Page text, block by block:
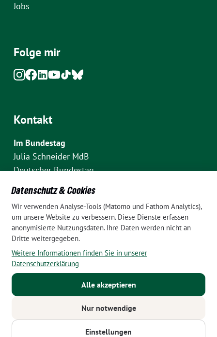
Jobs
Folge mir
Kontakt
Im Bundestag
Julia Schneider MdB
Deutscher Bundestag
Fraktion Bündnis 90/Die Grünen
Platz der Republik 1
D-10111 Berlin
E-Mail: julia.schneider(at)bundestag.de
Telefon: +49 30 227 70907
Im Wahlkreis Pankow
Wahlkreisbüro Julia Schneider
10437 Berlin
E-Mail:julia.schneider(at)bundestag.de
Telefon: +49 152 24788799
Datenschutz & Cookies
Wir verwenden Analyse-Tools (Matomo und Fathom Analytics),
um unsere Website zu verbessern. Diese Dienste erfassen
anonymisierte Nutzungsdaten. Ihre Daten werden nicht an
Dritte weitergegeben.
Weitere Informationen finden Sie in unserer
Datenschutzerklärung
Alle akzeptieren
Nur notwendige
Einstellungen